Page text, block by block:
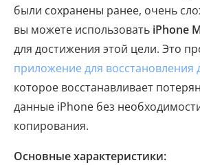
были сохранены ранее, очень
вы можете использовать iPhone
для достижения этой цели. Это
приложение для восстановления
которое восстанавливает
данные iPhone без
копирования.
Основные характеристики: